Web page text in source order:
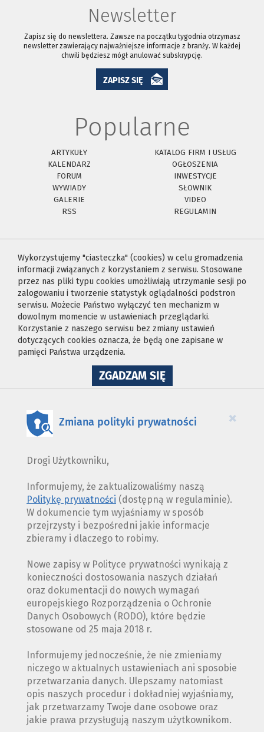
Newsletter
Zapisz się do newslettera. Zawsze na początku tygodnia otrzymasz
newsletter zawierający najważniejsze informacje z branży. W każdej
chwili będziesz mógł anulować subskrypcję.
ZAPISZ SIĘ
Popularne
ARTYKUŁY
KATALOG FIRM I USŁUG
KALENDARZ
OGŁOSZENIA
FORUM
INWESTYCJE
WYWIADY
SŁOWNIK
GALERIE
VIDEO
RSS
REGULAMIN
Wykorzystujemy "ciasteczka" (cookies) w celu gromadzenia
informacji związanych z korzystaniem z serwisu. Stosowane
przez nas pliki typu cookies umożliwiają utrzymanie sesji po
zalogowaniu i tworzenie statystyk oglądalności podstron
serwisu. Możecie Państwo wyłączyć ten mechanizm w
dowolnym momencie w ustawieniach przeglądarki.
Korzystanie z naszego serwisu bez zmiany ustawień
dotyczących cookies oznacza, że będą one zapisane w
pamięci Państwa urządzenia.
ZGADZAM SIĘNA
WYKORZYSTANIE
×
Zmiana polityki prywatności
Drogi Użytkowniku,
Informujemy, że zaktualizowaliśmy naszą
Politykę prywatności (dostępną w regulaminie).
W dokumencie tym wyjaśniamy w sposób
przejrzysty i bezpośredni jakie informacje
zbieramy i dlaczego to robimy.
Nowe zapisy w Polityce prywatności wynikają z
konieczności dostosowania naszych działań
oraz dokumentacji do nowych wymagań
europejskiego Rozporządzenia o Ochronie
Danych Osobowych (RODO), które będzie
stosowane od 25 maja 2018 r.
Informujemy jednocześnie, że nie zmieniamy
niczego w aktualnych ustawieniach ani sposobie
przetwarzania danych. Ulepszamy natomiast
opis naszych procedur i dokładniej wyjaśniamy,
jak przetwarzamy Twoje dane osobowe oraz
jakie prawa przysługują naszym użytkownikom.